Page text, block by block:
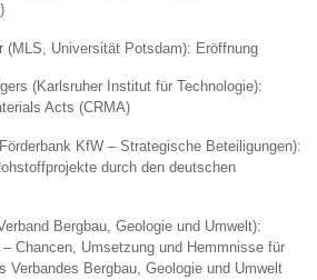
)
(MLS, Universität Potsdam): Eröffnung
(Karlsruher Institut für Technologie):
Acts (CRMA)
KfW – Strategische Beteiligungen):
durch den deutschen
Bergbau, Geologie und Umwelt):
Chancen, Umsetzung und Hemmnisse für
Verbandes Bergbau, Geologie und Umwelt